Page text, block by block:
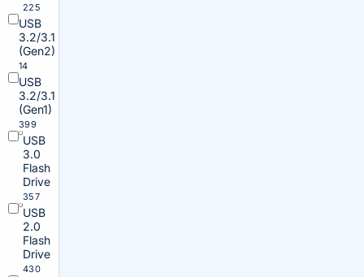
225
USB
3.2/3.1
(Gen2)
14
USB
3.2/3.1
(Gen1)
399
USB
3.0
Flash
Drive
357
USB
2.0
Flash
Drive
430